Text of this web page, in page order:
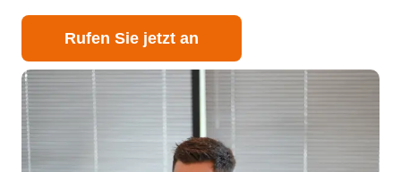
Rufen Sie jetzt an